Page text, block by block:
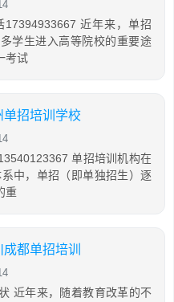
近年来，单招
学生进入高等院校的重要途
考试
单招培训学校
单招培训机构在
中，单招（即单独招生）逐
重
都单招培训
近年来，随着教育改革的不